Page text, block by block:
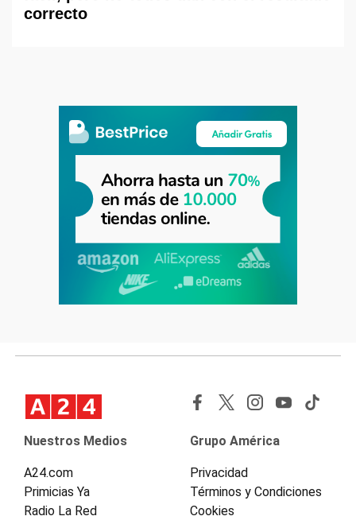
correcto
Nuestros Medios
A24.com
Primicias Ya
Radio La Red
Grupo América
Privacidad
Términos y Condiciones
Cookies